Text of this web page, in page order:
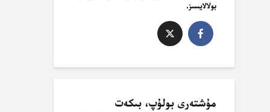
بولالايسىز.
مۇشتەرى بولۇپ، بىكەت